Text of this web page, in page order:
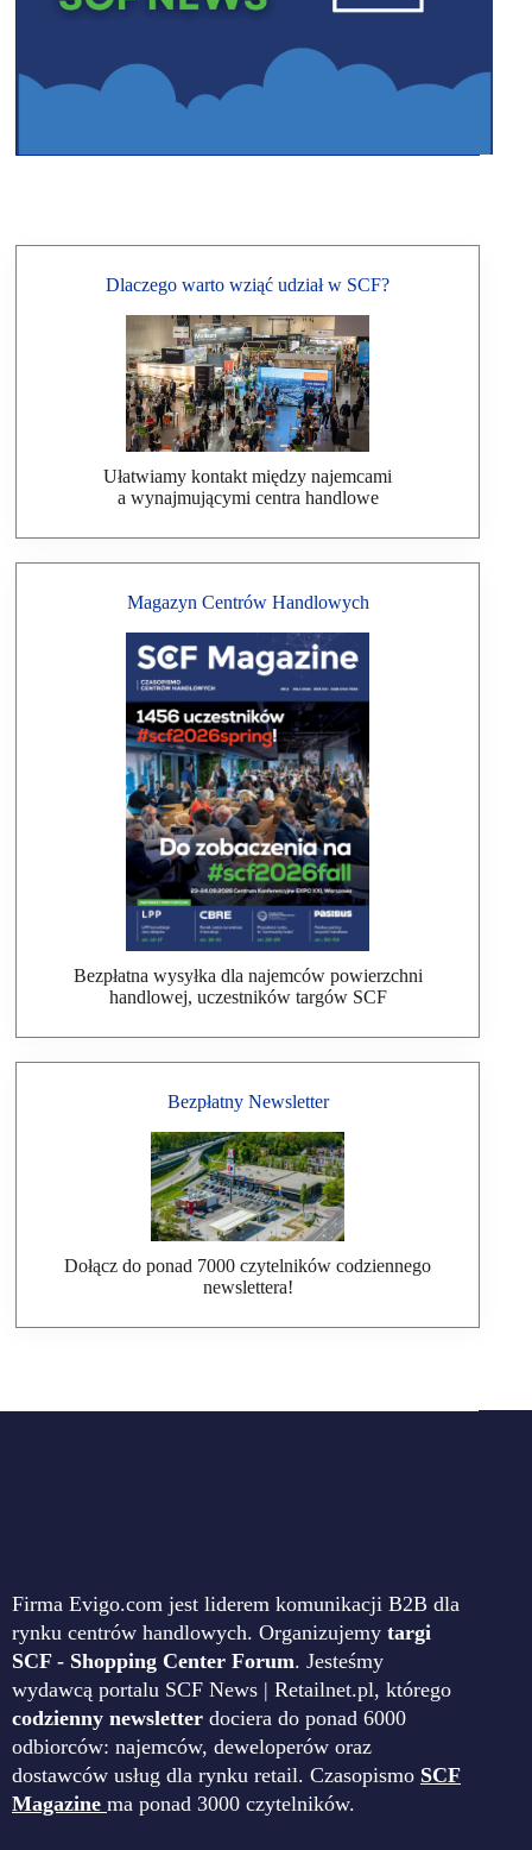
Dlaczego warto wziąć udział w SCF?
Ułatwiamy kontakt między najemcami
a wynajmującymi centra handlowe
Magazyn Centrów Handlowych
Bezpłatna wysyłka dla najemców powierzchni
handlowej, uczestników targów SCF
Bezpłatny Newsletter
Dołącz do ponad 7000 czytelników codziennego
newslettera!
Firma Evigo.com jest liderem komunikacji B2B dla
rynku centrów handlowych. Organizujemy targi
SCF - Shopping Center Forum. Jesteśmy
wydawcą portalu SCF News | Retailnet.pl, którego
codzienny newsletter dociera do ponad 6000
odbiorców: najemców, deweloperów oraz
dostawców usług dla rynku retail. Czasopismo SCF
Magazine ma ponad 3000 czytelników.